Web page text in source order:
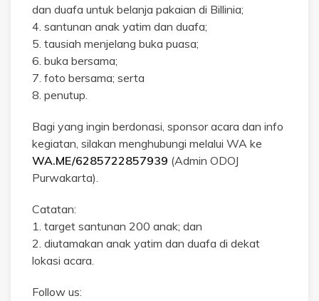
dan duafa untuk belanja pakaian di Billinia;
4. santunan anak yatim dan duafa;
5. tausiah menjelang buka puasa;
6. buka bersama;
7. foto bersama; serta
8. penutup.
Bagi yang ingin berdonasi, sponsor acara dan info
kegiatan, silakan menghubungi melalui WA ke
WA.ME/6285722857939 (Admin ODOJ
Purwakarta).
Catatan:
1. target santunan 200 anak; dan
2. diutamakan anak yatim dan duafa di dekat
lokasi acara.
Follow us: